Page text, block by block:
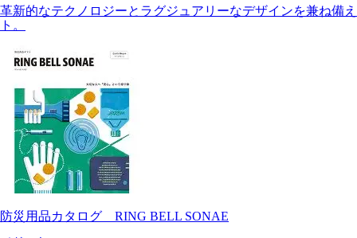
革新的なテクノロジーとラグジュアリーなデザインを兼ね備
ト。
防災用品カタログ RING BELL SONAE